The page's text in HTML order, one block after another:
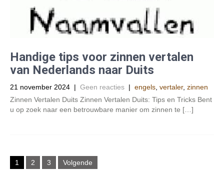
Handige tips voor zinnen vertalen
van Nederlands naar Duits
21 november 2024 | Geen reacties | engels vertaler, zinnen
Zinnen Vertalen Duits Zinnen Vertalen Duits: Tips en Tricks Bent
u op zoek naar een betrouwbare manier om zinnen te […]
Berichten
navigatie
1 2 3 Volgende